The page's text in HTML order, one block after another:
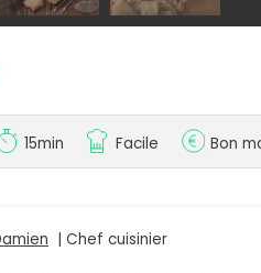
15min Facile Bon
| Chef cuisinier